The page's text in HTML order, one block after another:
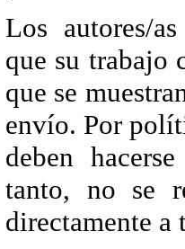
Los autores/
que su trabajo
que se
envío. Por
deben
tanto, no se
directamente a